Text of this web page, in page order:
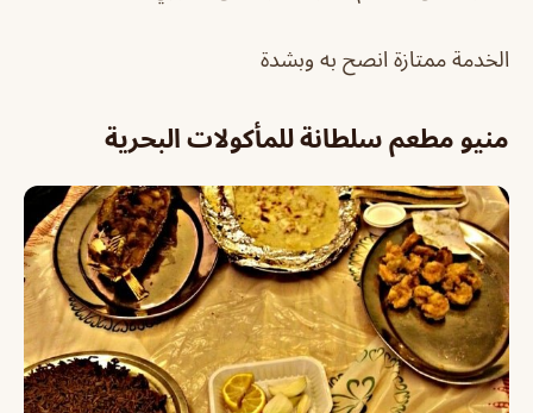
الخدمة ممتازة انصح به وبشدة
منيو مطعم سلطانة للمأكولات البحرية